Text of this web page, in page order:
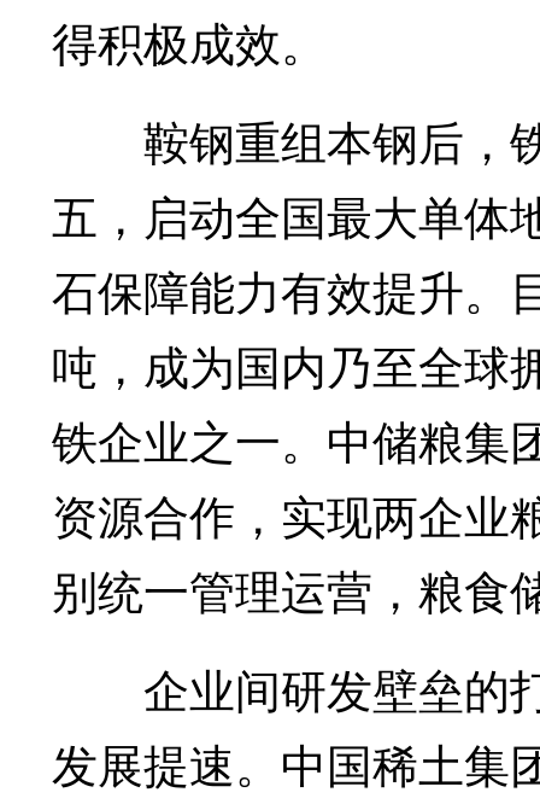
得积极成效。
鞍钢重组本钢后，
五，启动全国最大单体
石保障能力有效提升。
吨，成为国内乃至全球
铁企业之一。中储粮集
资源合作，实现两企业
别统一管理运营，粮食
企业间研发壁垒的
发展提速。中国稀土集